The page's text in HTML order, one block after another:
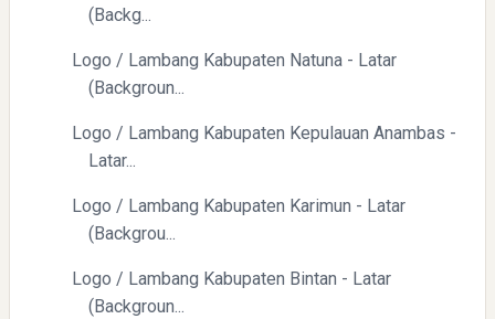
(Backg...
Logo / Lambang Kabupaten Natuna - Latar
(Backgroun...
Logo / Lambang Kabupaten Kepulauan Anambas -
Latar...
Logo / Lambang Kabupaten Karimun - Latar
(Backgrou...
Logo / Lambang Kabupaten Bintan - Latar
(Backgroun...